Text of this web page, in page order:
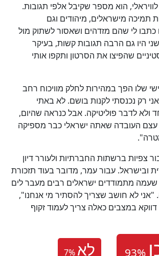
הוא מספר שקיבל אלפי תגובות.
תמיכה מישראלים, מיהודים וגם
כתבו לי שהם מזדהים ושאסור לשתוק מול
היו גם הרבה תגובות קשות, בעיקר
שהפיצו את הסרטון ותקפו אותי
שלו הפך במהירות לחלק מוויכוח רחב
רק נכנסתי לקנות בושם. לא באתי
ולא לדבר פוליטיקה. אבל כנראה שהיום,
עצם העובדה שאתה ישראלי כבר מספיקה
צפיות ברשתות החברתיות ולעורר דיון
ובישראל. עבור עמר, מדובר בעוד תזכורת
מתמודדים ישראלים רבים מעבר לים
לא חושב שצריך להסתיר מי אנחנו",
במצבים כאלה צריך לעמוד זקוף
7% לא